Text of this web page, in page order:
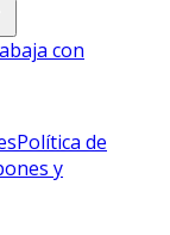
con
Política de
y